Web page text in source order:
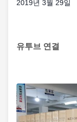
2019년 3월 29일
유투브 연결